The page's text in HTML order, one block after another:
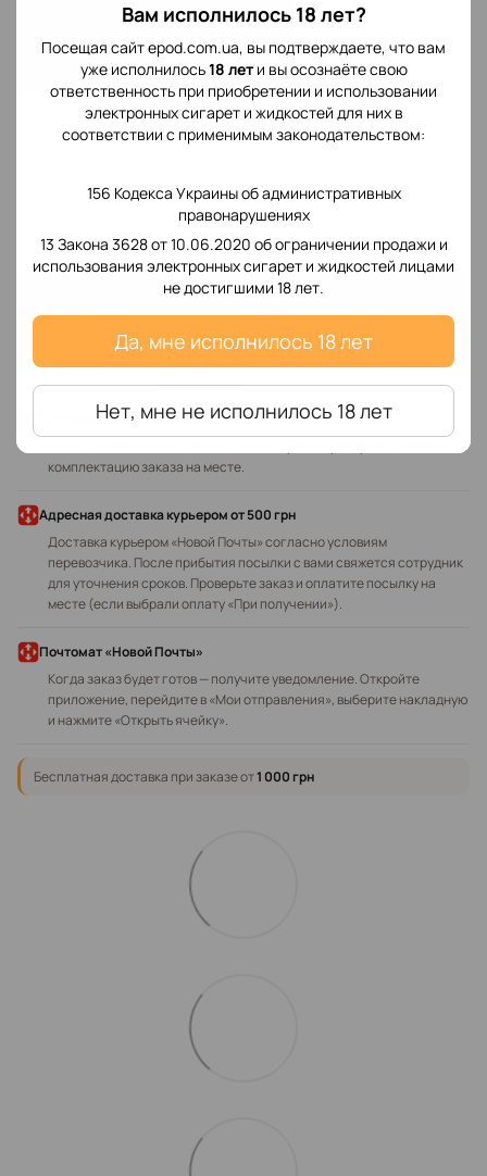
Вам исполнилось 18 лет?
Посещая сайт epod.com.ua, вы подтверждаете, что вам
уже исполнилось18 лети вы осознаёте свою
ответственность при приобретении и использовании
электронных сигарет и жидкостей для них в
соответствии с применимым законодательством:
156 Кодекса Украины об административных
правонарушениях
13 Закона 3628 от 10.06.2020 об ограничении продажи и
использования электронных сигарет и жидкостей лицами
не достигшими 18 лет.
Да, мне исполнилось 18 лет
Нет, мне не исполнилось 18 лет
Отзывы
Добавьте первый отзыв
Написать отзыв
Доставка Оплата
В отделение «Новой Почты»
Оплата в отделении наличными или картой. Проверьте состояние и
комплектацию заказа на месте.
Адресная доставка курьеромот 500 грн
Доставка курьером «Новой Почты» согласно условиям
перевозчика. После прибытия посылки с вами свяжется сотрудник
для уточнения сроков. Проверьте заказ и оплатите посылку на
месте (если выбрали оплату «При получении»).
Почтомат «Новой Почты»
Когда заказ будет готов — получите уведомление. Откройте
приложение, перейдите в «Мои отправления», выберите накладную
и нажмите «Открыть ячейку».
Бесплатная доставка при заказе от1 000 грн